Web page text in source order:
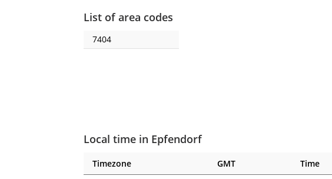
List of area codes
7404
Local time in Epfendorf
Timezone GMT
Time